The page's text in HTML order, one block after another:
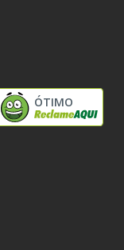
ÓTIMO